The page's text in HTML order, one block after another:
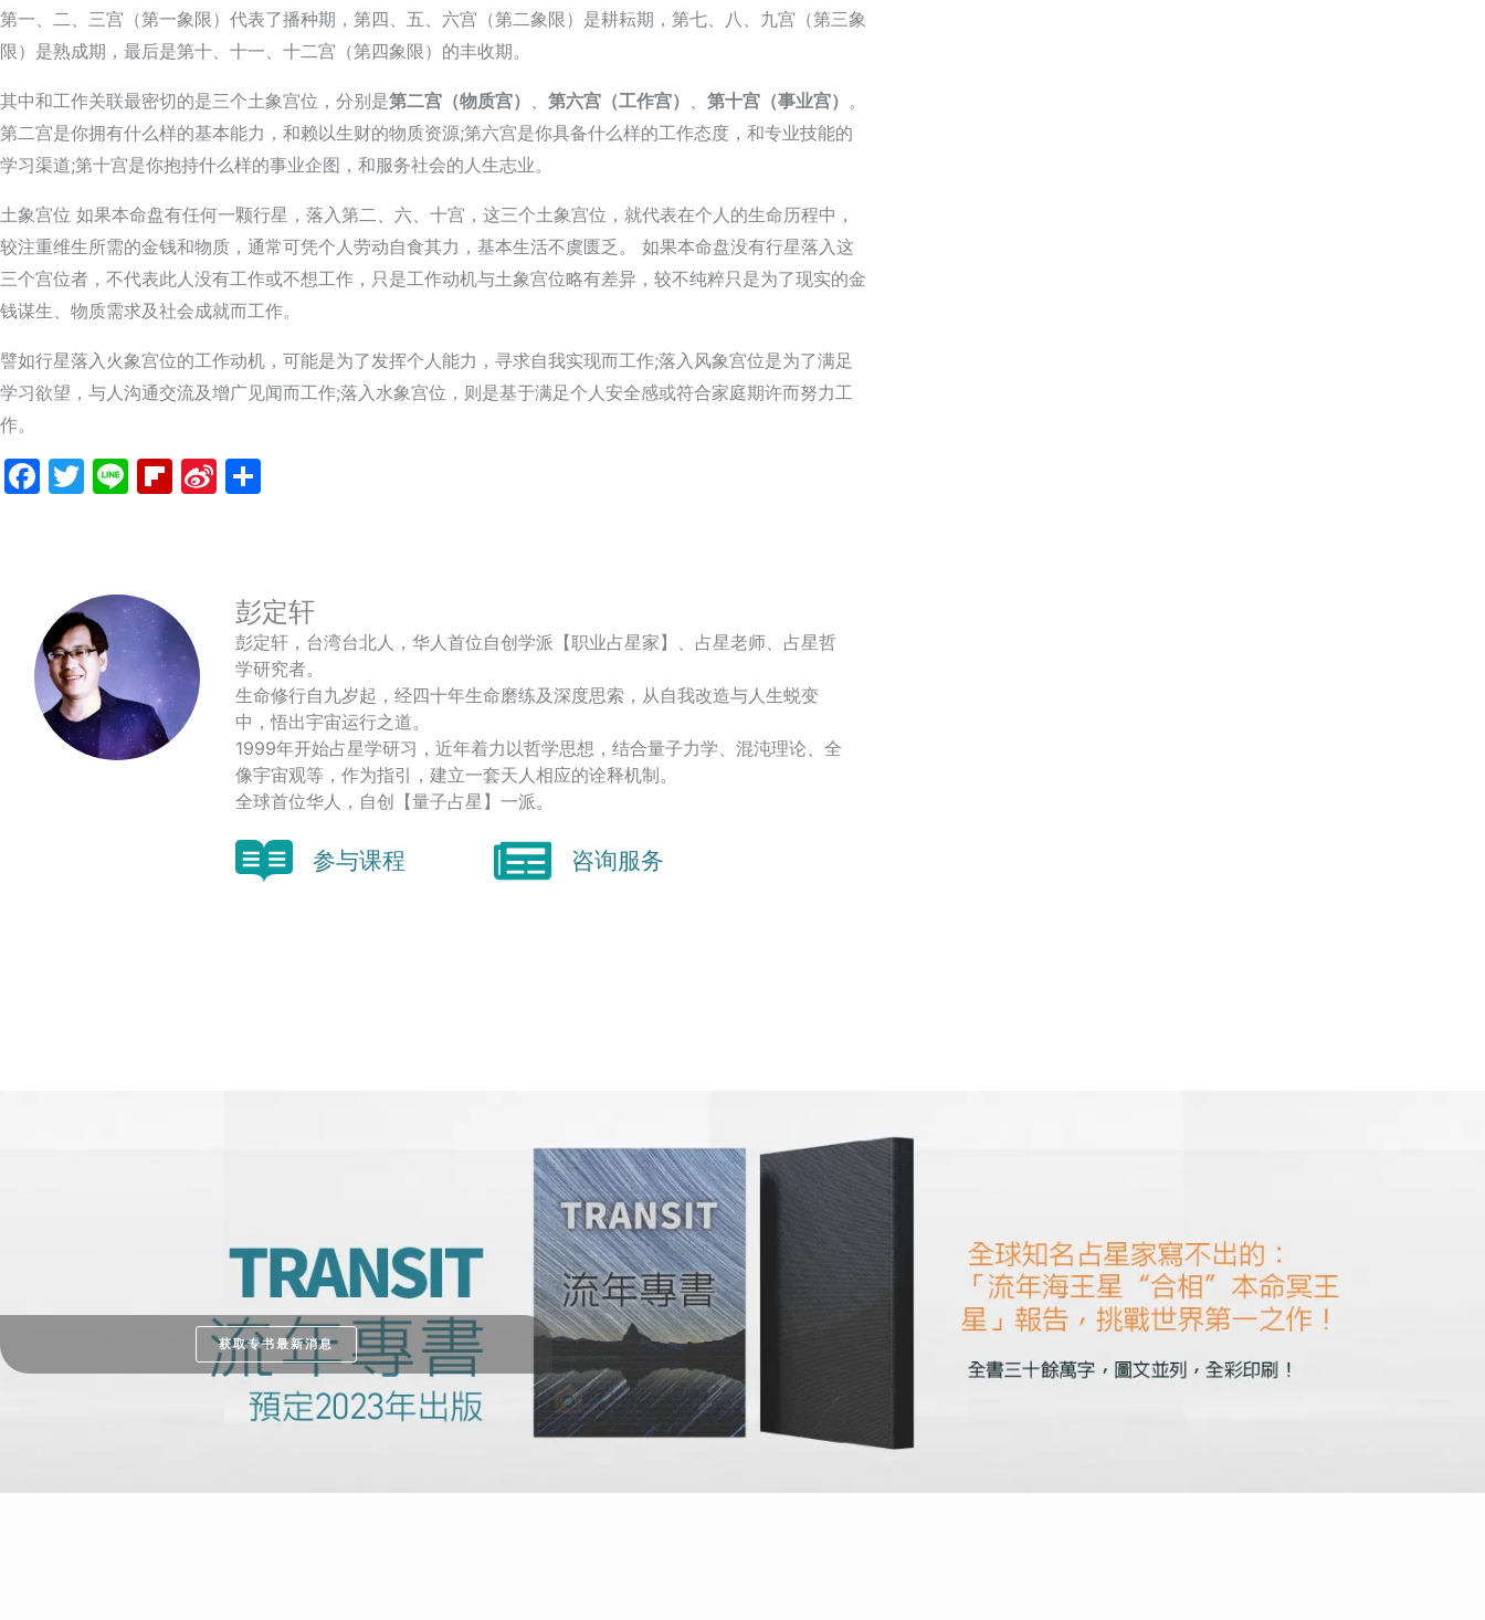
第一、二、三宫（第一象限）代表了播种期，第四、五、六宫（第二象限）是耕耘期，第七、八、九宫（第三象
限）是熟成期，最后是第十、十一、十二宫（第四象限）的丰收期。
其中和工作关联最密切的是三个土象宫位，分别是第二宫（物质宫） 、 第六宫（工作宫） 、 第十宫（事业宫） 。
第二宫是你拥有什么样的基本能力，和赖以生财的物质资源;第六宫是你具备什么样的工作态度，和专业技能的
学习渠道;第十宫是你抱持什么样的事业企图，和服务社会的人生志业。
土象宫位 如果本命盘有任何一颗行星，落入第二、六、十宫，这三个土象宫位，就代表在个人的生命历程中，
较注重维生所需的金钱和物质，通常可凭个人劳动自食其力，基本生活不虞匮乏。 如果本命盘没有行星落入这
三个宫位者，不代表此人没有工作或不想工作，只是工作动机与土象宫位略有差异，较不纯粹只是为了现实的金
钱谋生、物质需求及社会成就而工作。
譬如行星落入火象宫位的工作动机，可能是为了发挥个人能力，寻求自我实现而工作;落入风象宫位是为了满足
学习欲望，与人沟通交流及增广见闻而工作;落入水象宫位，则是基于满足个人安全感或符合家庭期许而努力工
作。
Facebook
Twitter
LineFlipboard
Sina
彭定轩
彭定轩，台湾台北人，华人首位自创学派【职业占星家】、占星老师、占星哲
学研究者。
生命修行自九岁起，经四十年生命磨练及深度思索，从自我改造与人生蜕变
中，悟出宇宙运行之道。
1999年开始占星学研习，近年着力以哲学思想，结合量子力学、混沌理论、全
像宇宙观等，作为指引，建立一套天人相应的诠释机制。
全球首位华人，自创【量子占星】一派。
参与课程 咨询服务
获取专书最新消息